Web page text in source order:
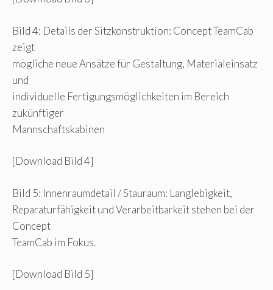
Bild 4: Details der Sitzkonstruktion: Concept TeamCab
zeigt
mögliche neue Ansätze für Gestaltung, Materialeinsatz
und
individuelle Fertigungsmöglichkeiten im Bereich
zukünftiger
Mannschaftskabinen
[Download Bild 4]
Bild 5: Innenraumdetail / Stauraum: Langlebigkeit,
Reparaturfähigkeit und Verarbeitbarkeit stehen bei der
Concept
TeamCab im Fokus.
[Download Bild 5]